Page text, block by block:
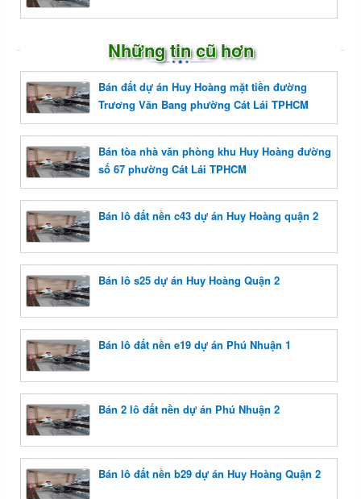
Những tin cũ hơn
Bán đất dự án Huy Hoàng mặt tiền đường
Trương Văn Bang phường Cát Lái TPHCM
Bán tòa nhà văn phòng khu Huy Hoàng đường
số 67 phường Cát Lái TPHCM
Bán lô đất nền c43 dự án Huy Hoàng quận 2
Bán lô s25 dự án Huy Hoàng Quận 2
Bán lô đất nền e19 dự án Phú Nhuận 1
Bán 2 lô đất nền dự án Phú Nhuận 2
Bán lô đất nền b29 dự án Huy Hoàng Quận 2